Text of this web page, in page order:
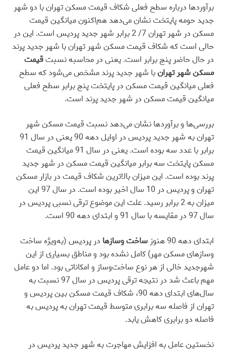
برآوردها درباره سطح فعلی شکاف قیمت مسکن تهران با دو شهر
جدید حومه پایتخت نشان می‌دهد هم‌‌اکنون میانگین قیمت
مسکن در شهر تهران 7/ 2 برابر شهر جدید پردیس است. این در
حالی است که شکاف قیمت مسکن شهر تهران با شهر جدید پرند
در حال حاضر پنج برابر است. یعنی در محاسبه نسبتقیمت
مسکن شهر تهرانبا شهر جدید پرند مشخص می‌شود که سطح
فعلی میانگین قیمت مسکن در پایتخت پنج برابر سطح فعلی
میانگین قیمت مسکن در شهر جدید پرند است.
بررسی‌‌ها و برآوردها نشان می‌دهد نسبت قیمت مسکن شهر
تهران به شهر جدید پردیس در اوایل دهه 90 یعنی در سال 91
برابر با عدد سه بوده است. یعنی در سال 91 میانگین قیمت
مسکن پایتخت سه برابر میانگین قیمت مسکن در شهر جدید
پرند بوده است. این میزان بالاترین شکاف قیمت در بازار مسکن
تهران و پردیس در 10 سال اخیر بوده است. در سال 97 این
میزان به 2 برابر رسید. علت این موضوع ترقی نسبی پردیس در
سال 97 در مقایسه با سال 91 و ابتدای دهه 90 است.
ابتدای دهه 90 هنوز
ساخت وسازها در پردیس (به‌ویژه ساخت
وسازهای مسکن مهر) کامل نشده بود و مناطق بسیاری از این
شهرجدید خالی از هر نوع ساخت‌وساز و امکاناتی بود. اما دو عامل
مهم باعث شد در نتیجه ترقی پردیس در سال 97 نسبت به
سال‌های ابتدای دهه 90، شکاف قیمت مسکن بین پردیس و
تهران از فاصله سه برابری متوسط قیمت تهران به پردیس به
فاصله دو برابری کاهش یابد.
نخستین عامل به افزایش مهاجرت به شهر جدید پردیس در